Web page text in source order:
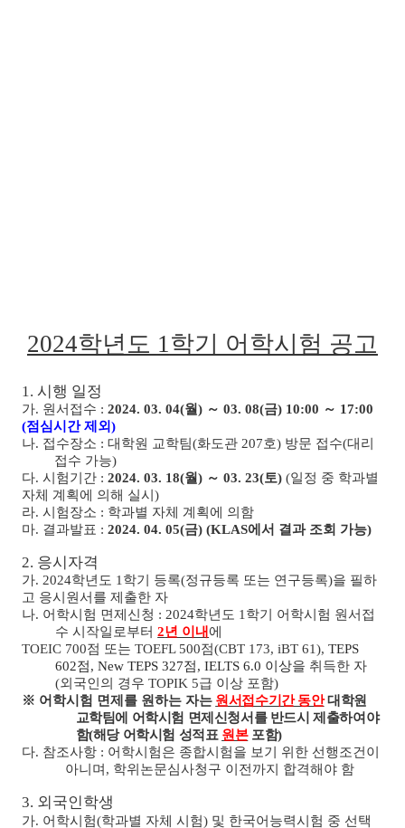
2024학년도 1학기 어학시험 공고
1. 시행 일정
가. 원서접수 : 2024. 03. 04(월) ～ 03. 08(금) 10:00 ～ 17:00
(점심시간 제외)
나. 접수장소 : 대학원 교학팀(화도관 207호) 방문 접수(대리
접수 가능)
다. 시험기간 : 2024. 03. 18(월) ～ 03. 23(토) (일정 중 학과별
자체 계획에 의해 실시 )
라. 시험장소 : 학과별 자체 계획에 의함
마. 결과발표 : 2024. 04. 05(금) (KLAS에서 결과 조회 가능)
2. 응시자격
가. 2024학년도 1 학기 등록(정규등록 또는 연구등록)을 필하
고 응시원서를 제출한 자
나. 어학시험 면제신청 : 2024학년도 1 학기 어학시험 원서접
수 시작일로부터2년 이내 에
TOEIC 700점 또는 TOEFL 500점(CBT 173, iBT 61), TEPS
602점, New TEPS 327점, IELTS 6.0 이상을 취득한 자
(외국인의 경우TOPIK 5급 이상 포함)
※ 어학시험 면제를 원하는 자는 원서접수기간 동안 대학원
교학팀에 어학시험 면제신청서를 반드시 제출하여야
함(해당 어학시험 성적표 원본 포함)
다. 참조사항 : 어학시험은 종합시험을 보기 위한 선행조건이
아니며 , 학위논문심사청구 이전까지 합격해야 함
3. 외국인학생
가. 어학시험(학과별 자체 시험) 및 한국어능력시험 중 선택